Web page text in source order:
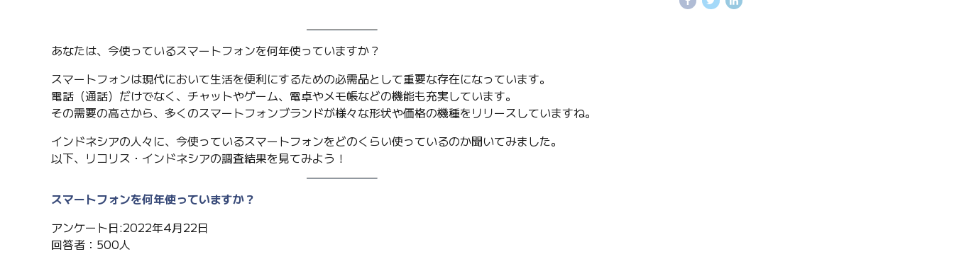
あなたは、今使っているスマートフォンを何年使っていますか？
スマートフォンは現代において生活を便利にするための必需品として重要な存在になっています。
電話（通話）だけでなく、チャットやゲーム、電卓やメモ帳などの機能も充実しています。
その需要の高さから、多くのスマートフォンブランドが様々な形状や価格の機種をリリースしていますね。
インドネシアの人々に、今使っているスマートフォンをどのくらい使っているのか聞いてみました。
以下、リコリス・インドネシアの調査結果を見てみよう！
スマートフォンを何年使っていますか？
アンケート日:2022年4月22日
回答者：500人